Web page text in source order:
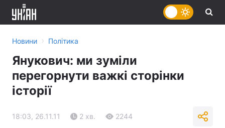
Новини › Політика
Янукович: ми зуміли
перегорнути важкі сторінки
історії
18:03, 26.11.11 2 хв. 2244